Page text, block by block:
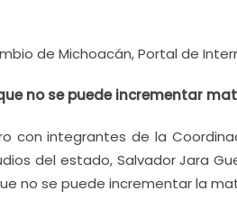
de Michoacán, Portal de
que no se puede incrementar
con integrantes de la
del estado, Salvador Jara
no se puede incrementar la